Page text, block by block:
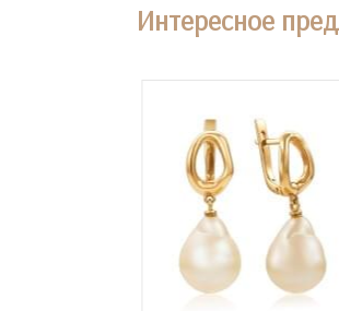
Интересное